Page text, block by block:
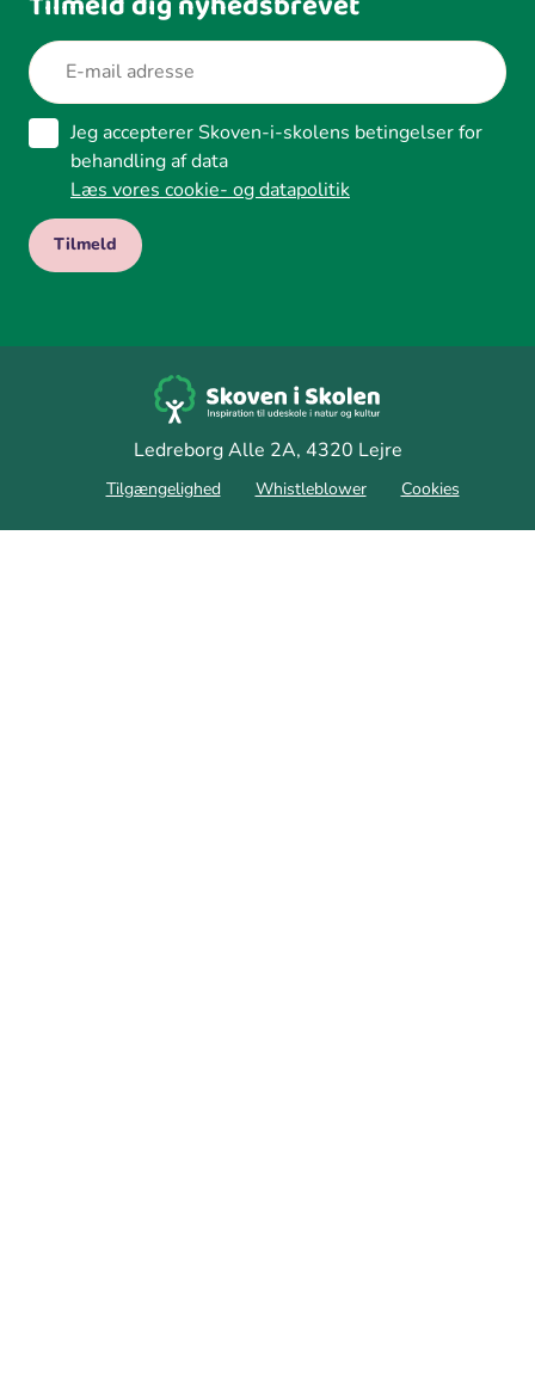
Jeg accepterer Skoven-i-skolens betingelser for
behandling af data
Læs vores cookie- og datapolitik
Ledreborg Alle 2A, 4320 Lejre
Tilgængelighed Whistleblower Cookies